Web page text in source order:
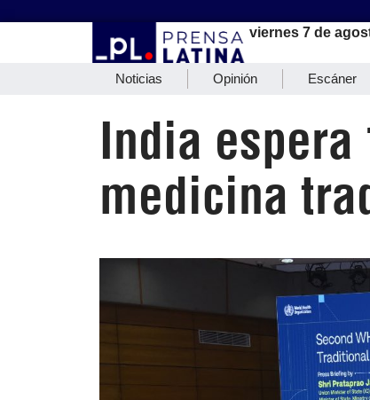
viernes 7 de
Noticias Opinión Escáner
India espera
medicina